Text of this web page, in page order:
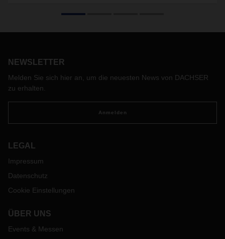
jähriges Bestehen. Am 1. März 2007 eröffnete der
Logistics Center, ist in 15 Jahren auf drei Gebäude mit einer
NEWSLETTER
Melden Sie sich hier an, um die neuesten News von DACHSER
zu erhalten.
Anmelden
LEGAL
Impressum
Datenschutz
Cookie Einstellungen
ÜBER UNS
Events & Messen